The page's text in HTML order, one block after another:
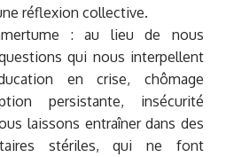
réflexion collective.
: au lieu de nous
qui nous interpellent
en crise, chômage
persistante, insécurité
laissons entraîner dans des
stériles, qui ne font